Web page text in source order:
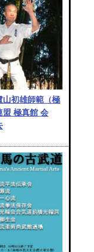
山初雄師範（極
盟 極真館 会